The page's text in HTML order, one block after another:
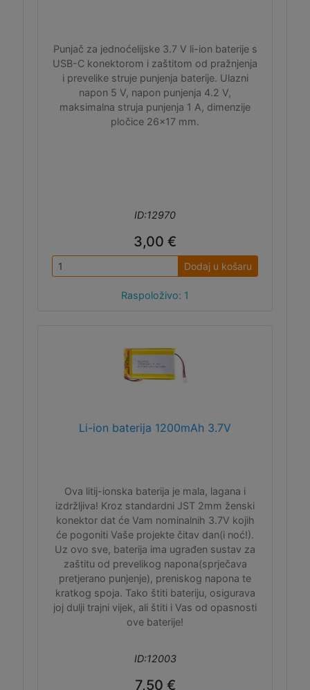
Punjač za jednoćelijske 3.7 V li-ion baterije s
USB-C konektorom i zaštitom od pražnjenja
i prevelike struje punjenja baterije. Ulazni
napon 5 V, napon punjenja 4.2 V,
maksimalna struja punjenja 1 A, dimenzije
pločice 26x17 mm.
ID:12970
3,00 €
Dodaj u košaru
Raspoloživo: 1
Li-ion baterija 1200mAh 3.7V
Ova litij-ionska baterija je mala, lagana i
izdržljiva! Kroz standardni JST 2mm ženski
konektor dat će Vam nominalnih 3.7V kojih
će pogoniti Vaše projekte čitav dan(i noć!).
Uz ovo sve, baterija ima ugrađen sustav za
zaštitu od prevelikog napona(sprječava
pretjerano punjenje), preniskog napona te
kratkog spoja. Tako štiti bateriju, osigurava
joj dulji trajni vijek, ali štiti i Vas od opasnosti
ove baterije!
ID:12003
7,50 €